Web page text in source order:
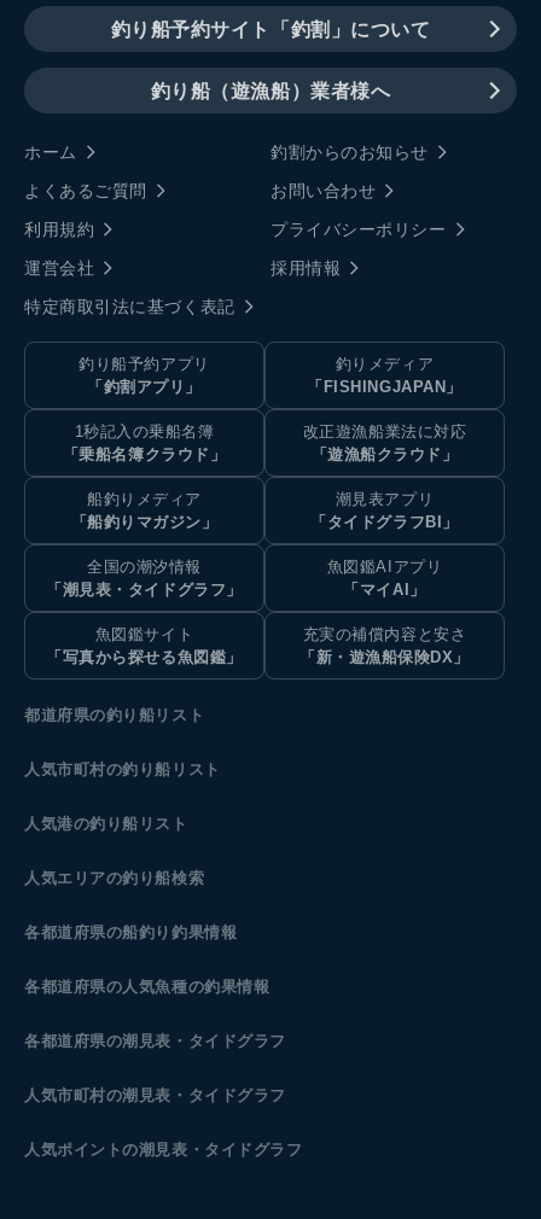
釣り船予約サイト「釣割」について
釣り船（遊漁船）業者様へ
ホーム
釣割からのお知らせ
よくあるご質問
お問い合わせ
利用規約
プライバシーポリシー
運営会社
採用情報
特定商取引法に基づく表記
釣り船予約アプリ
「釣割アプリ」
釣りメディア
「FISHINGJAPAN」
1秒記入の乗船名簿
「乗船名簿クラウド」
改正遊漁船業法に対応
「遊漁船クラウド」
船釣りメディア
「船釣りマガジン」
潮見表アプリ
「タイドグラフBI」
全国の潮汐情報
「潮見表・タイドグラフ」
魚図鑑AIアプリ
「マイAI」
魚図鑑サイト
「写真から探せる魚図鑑」
充実の補償内容と安さ
「新・遊漁船保険DX」
都道府県の釣り船リスト
人気市町村の釣り船リスト
人気港の釣り船リスト
人気エリアの釣り船検索
各都道府県の船釣り釣果情報
各都道府県の人気魚種の釣果情報
各都道府県の潮見表 ・タイドグラフ
人気市町村の潮見表・タイドグラフ
人気ポイントの潮見表・タイドグラフ